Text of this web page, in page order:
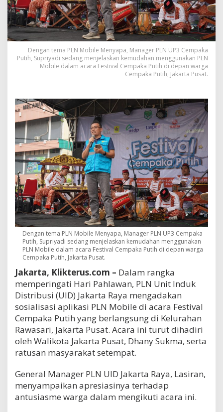
Dengan tema PLN Mobile Menyapa, Manager PLN UP3 Cempaka
Putih, Supriyadi sedang menjelaskan kemudahan menggunakan PLN
Mobile dalam acara Festival Cempaka Putih di depan warga
Cempaka Putih, Jakarta Pusat.
Dengan tema PLN Mobile Menyapa, Manager PLN UP3 Cempaka
Putih, Supriyadi sedang menjelaskan kemudahan menggunakan
PLN Mobile dalam acara Festival Cempaka Putih di depan warga
Cempaka Putih, Jakarta Pusat.
Jakarta, Klikterus.com – Dalam rangka
memperingati Hari Pahlawan, PLN Unit Induk
Distribusi (UID) Jakarta Raya mengadakan
sosialisasi aplikasi PLN Mobile di acara Festival
Cempaka Putih yang berlangsung di Kelurahan
Rawasari, Jakarta Pusat. Acara ini turut dihadiri
oleh Walikota Jakarta Pusat, Dhany Sukma, serta
ratusan masyarakat setempat.
General Manager PLN UID Jakarta Raya, Lasiran,
menyampaikan apresiasinya terhadap
antusiasme warga dalam mengikuti acara ini.